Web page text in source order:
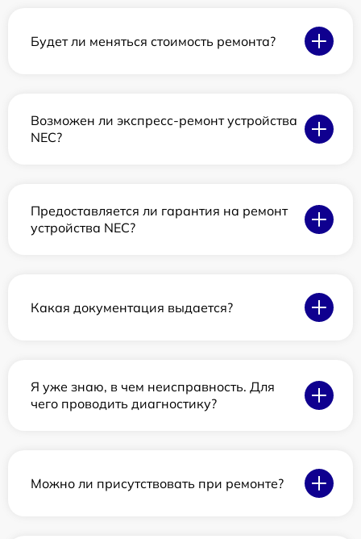
Будет ли меняться стоимость ремонта?
Возможен ли экспресс-ремонт устройства
NEC?
Предоставляется ли гарантия на ремонт
устройства NEC?
Какая документация выдается?
Я уже знаю, в чем неисправность. Для
чего проводить диагностику?
Можно ли присутствовать при ремонте?